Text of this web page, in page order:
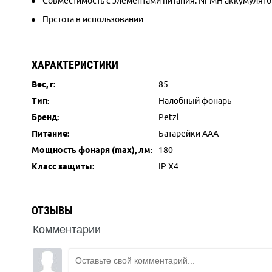
Прстота в использовании
ХАРАКТЕРИСТИКИ
Вес, г:
85
Тип:
Налобный фонарь
Бренд:
Petzl
Питание:
Батарейки AAA
Мощность фонаря (max), лм:
180
Класс защиты:
IP X4
ОТЗЫВЫ
Комментарии